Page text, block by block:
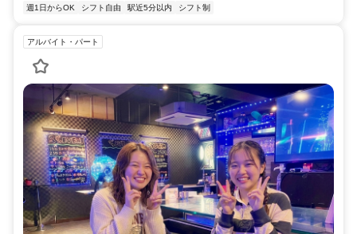
週1日からOK シフト自由 駅近5分以内 シフト制
アルバイト・パート